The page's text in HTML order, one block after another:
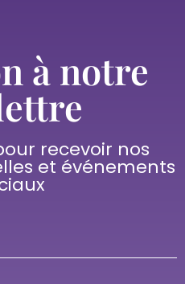
à notre
recevoir nos
et événements